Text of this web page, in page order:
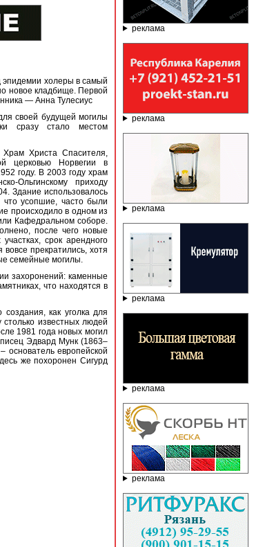
эпидемии холеры в самый
новое кладбище. Первой
— Анна Тулесиус
своей будущей могилы
сразу стало местом
Храм Христа Спасителя,
церковью Норвегии в
году. В 2003 году храм
Ольгинскому приходу
Здание использовалось
что усопшие, часто были
происходило в одном из
Кафедральном соборе.
после чего новые
срок арендного
прекратились, хотя
семейные могилы.
захоронений: каменные
что находятся в
как уголка для
известных людей
1981 года новых могил
Эдвард Мунк (1863–
основатель европейской
же похоронен Сигурд
реклама
реклама
реклама
реклама
реклама
реклама